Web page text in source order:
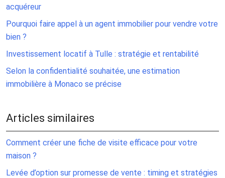
acquéreur
Pourquoi faire appel à un agent immobilier pour vendre votre
bien ?
Investissement locatif à Tulle : stratégie et rentabilité
Selon la confidentialité souhaitée, une estimation
immobilière à Monaco se précise
Articles similaires
Comment créer une fiche de visite efficace pour votre
maison ?
Levée d’option sur promesse de vente : timing et stratégies